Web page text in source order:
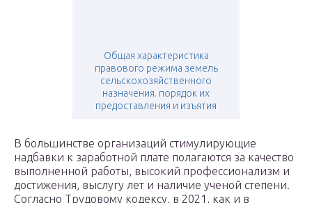
Общая характеристика
правового режима земель
сельскохозяйственного
назначения. порядок их
предоставления и изъятия
В большинстве организаций стимулирующие
надбавки к заработной плате полагаются за качество
выполненной работы, высокий профессионализм и
достижения, выслугу лет и наличие ученой степени.
Согласно Трудовому кодексу, в 2021, как и в